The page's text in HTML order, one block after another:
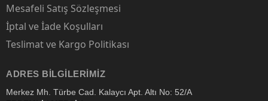
Mesafeli Satış Sözleşmesi
İptal ve İade Koşulları
Teslimat ve Kargo Politikası
ADRES BILGILERIMIZ
Merkez Mh. Türbe Cad. Kalaycı Apt. Altı No: 52/A